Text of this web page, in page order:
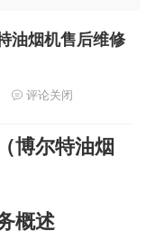
油烟机售后维修
评论关闭
博尔特油烟
概述